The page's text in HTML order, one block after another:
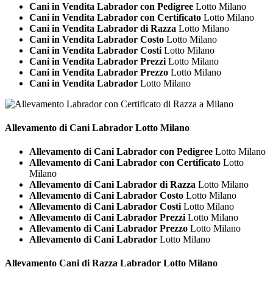
Cani in Vendita Labrador con Pedigree Lotto Milano
Cani in Vendita Labrador con Certificato Lotto Milano
Cani in Vendita Labrador di Razza Lotto Milano
Cani in Vendita Labrador Costo Lotto Milano
Cani in Vendita Labrador Costi Lotto Milano
Cani in Vendita Labrador Prezzi Lotto Milano
Cani in Vendita Labrador Prezzo Lotto Milano
Cani in Vendita Labrador Lotto Milano
Allevamento di Cani Labrador Lotto Milano
Allevamento di Cani Labrador con Pedigree Lotto Milano
Allevamento di Cani Labrador con Certificato Lotto
Milano
Allevamento di Cani Labrador di Razza Lotto Milano
Allevamento di Cani Labrador Costo Lotto Milano
Allevamento di Cani Labrador Costi Lotto Milano
Allevamento di Cani Labrador Prezzi Lotto Milano
Allevamento di Cani Labrador Prezzo Lotto Milano
Allevamento di Cani Labrador Lotto Milano
Allevamento Cani di Razza Labrador Lotto Milano